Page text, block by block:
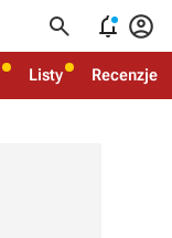
  
Listy Recenzje